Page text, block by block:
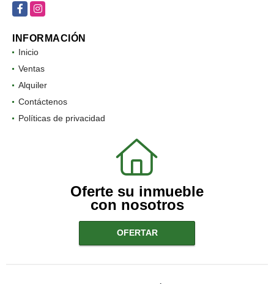
FacebookInstagram
INFORMACIÓN
Inicio
Ventas
Alquiler
Contáctenos
Políticas de privacidad
Oferte su inmueble
con nosotros
OFERTAR